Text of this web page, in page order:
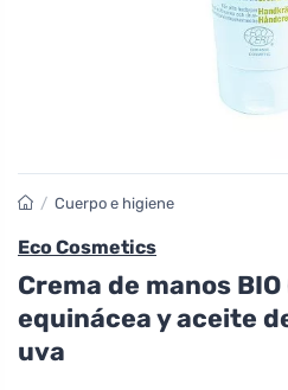
/ Cuerpo e higiene
Eco Cosmetics
Crema de manos
equinácea y aceite
uva